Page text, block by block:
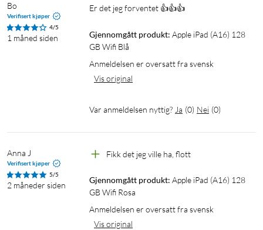
2Batteritiden varierer avhengig av konfigurasjon og bruk. Du
finner mer informasjon på apple.com/no/batteries.
3Krever en USB-C-til-Apple Pencil-adapter for å kunne brukes
Bo
Verifisert kjøper
4/5
1 måned siden
Er det jeg forventet 👍👍👍
Gjennomgått produkt: Apple iPad (A16) 128
GB Wifi Blå
Anmeldelsen er oversatt fra svensk
Vis original
Var anmeldelsen nyttig? Ja (0) Nei (0)
Anna J
Verifisert kjøper
5/5
2 måneder siden
Fikk det jeg ville ha, flott
Gjennomgått produkt: Apple iPad (A16) 128
GB Wifi Rosa
Anmeldelsen er oversatt fra svensk
Vis original